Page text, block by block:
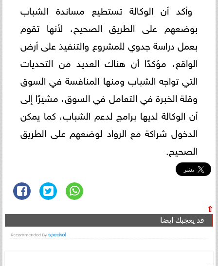
وأكد أن الوكالة تستطيع مساندة الشباب
بوضعهم على الطريق الصحيح، لأنها تقوم
بعمل دراسة جدوي للمشروع والتنفيذ على أرض
الواقع، مؤكدًا أن هناك العديد من التحديات
التي تواجه الشباب ومنها المنافسة في السوق
وقلة الخبرة في التعامل في السوق، مشيرًا إلى
أن الوكالة لديها برامج لدعم الشباب، كما يمكن
الدخول شراكة مع الرواد لوضعهم على الطريق
الصحيح.
⇧
قد يعجبك ايضا